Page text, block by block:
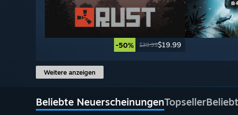
-50% $39.99$19.99
Weitere anzeigen
Beliebte NeuerscheinungenTopseller